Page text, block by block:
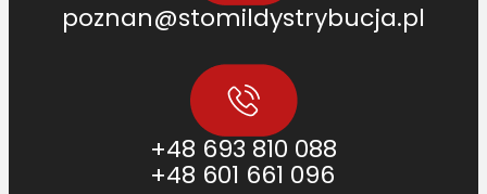
poznan@stomildystrybucja.pl
+48 693 810 088
+48 601 661 096